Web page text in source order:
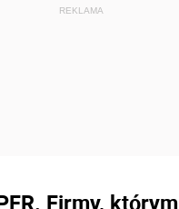
Firmy, którym